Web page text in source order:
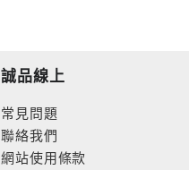
誠品線上
常見問題
聯絡我們
網站使用條款